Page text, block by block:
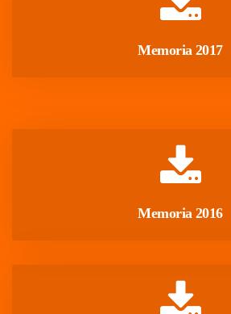
Memoria 2017
Memoria 2016